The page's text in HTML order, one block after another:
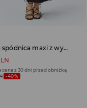
Czarna spódnica maxi z wywijanym pasem
cena z 30 dni przed obniżką
-40%